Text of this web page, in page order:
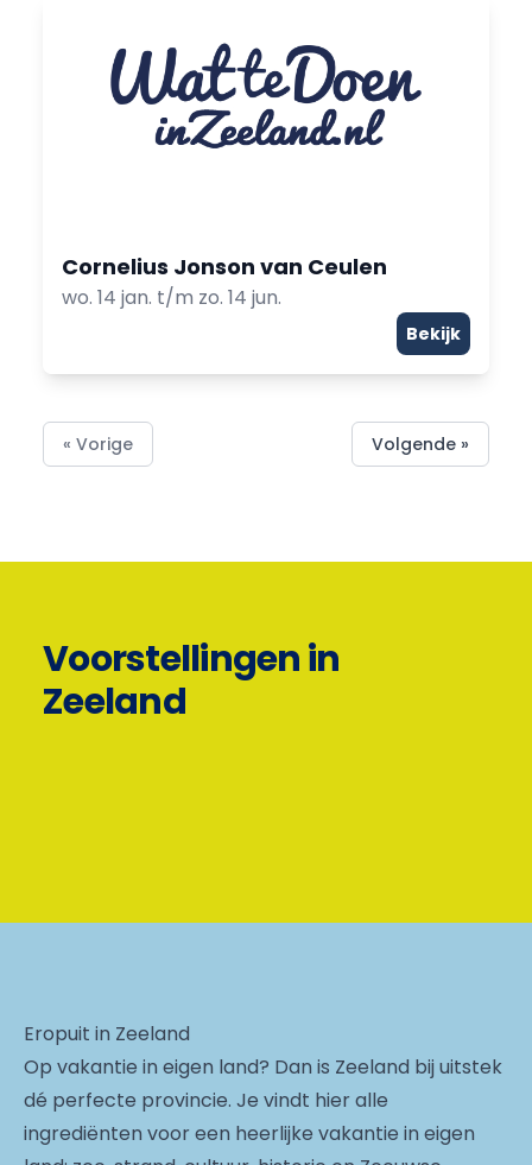
Cornelius Jonson van Ceulen
wo. 14 jan. t/m zo. 14 jun.
Bekijk
« Vorige Volgende »
Voorstellingen in
Zeeland
Eropuit in Zeeland
Op vakantie in eigen land? Dan is Zeeland bij uitstek
dé perfecte provincie. Je vindt hier alle
ingrediënten voor een heerlijke vakantie in eigen